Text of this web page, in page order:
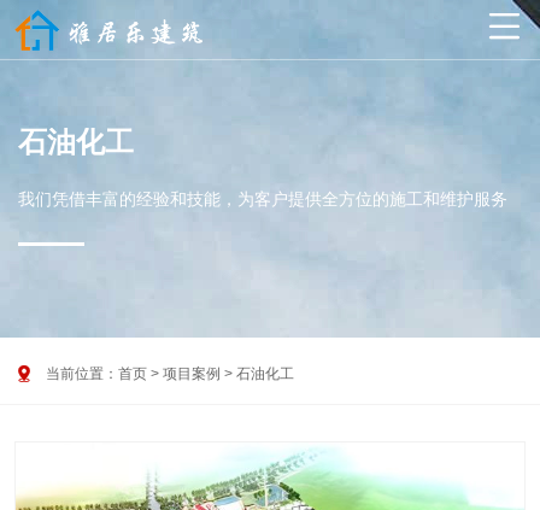

石油化工
我们凭借丰富的经验和技能，为客户提供全方位的施工和维护服务
 当前位置： 首页 > 项目案例 > 石油化工